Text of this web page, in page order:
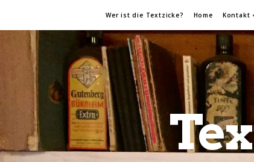
Wer ist die Textzicke? Home Kontakt